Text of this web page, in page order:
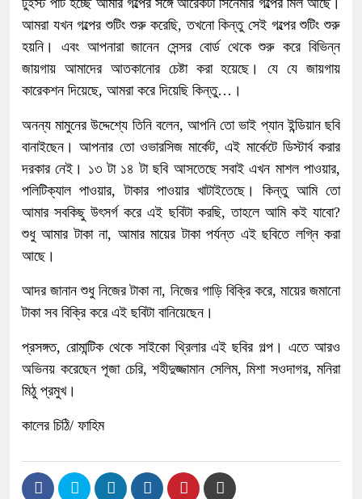
টুইস্ট পার্ট হচ্ছে আমার গল্পের সঙ্গে আরেকটা সিনেমার গল্পের মিল আছে।
আমরা যখন গল্পের শুটিং শুরু করেছি, তখনো কিন্তু সেই গল্পের শুটিং শুরু
হয়নি। এবং আপনারা জানেন সেন্সর বোর্ড থেকে শুরু করে বিভিন্ন
জায়গায় আমাদের আতকানোর চেষ্টা করা হয়েছে। যে যে জায়গায়
কারেকশন দিয়েছে, আমরা করে দিয়েছি কিন্তু…।
অনন্য মামুনের উদ্দেশ্যে তিনি বলেন, আপনি তো ভাই প্যান ইন্ডিয়ান ছবি
বানাইছেন। আপনার তো ওভারসিজ মার্কেট, এই মার্কেটে ডিস্টার্ব করার
দরকার নেই। ১৩ টা ১৪ টা ছবি আসতেছে সবাই এখন মাশল পাওয়ার,
পলিটিক্যাল পাওয়ার, টাকার পাওয়ার খাটাইতেছে। কিন্তু আমি তো
আমার সবকিছু উৎসর্গ করে এই ছবিটা করছি, তাহলে আমি কই যাবো?
শুধু আমার টাকা না, আমার মায়ের টাকা পর্যন্ত এই ছবিতে লগ্নি করা
আছে।
আদর জানান শুধু নিজের টাকা না, নিজের গাড়ি বিক্রি করে, মায়ের জমানো
টাকা সব বিক্রি করে এই ছবিটা বানিয়েছেন।
প্রসঙ্গত, রোমান্টিক থেকে সাইকো থ্রিলার এই ছবির গল্প। এতে আরও
অভিনয় করেছেন পূজা চেরি, শহীদুজ্জামান সেলিম, মিশা সওদাগর, মনিরা
মিঠু প্রমুখ।
কালের চিঠি/ ফাহিম